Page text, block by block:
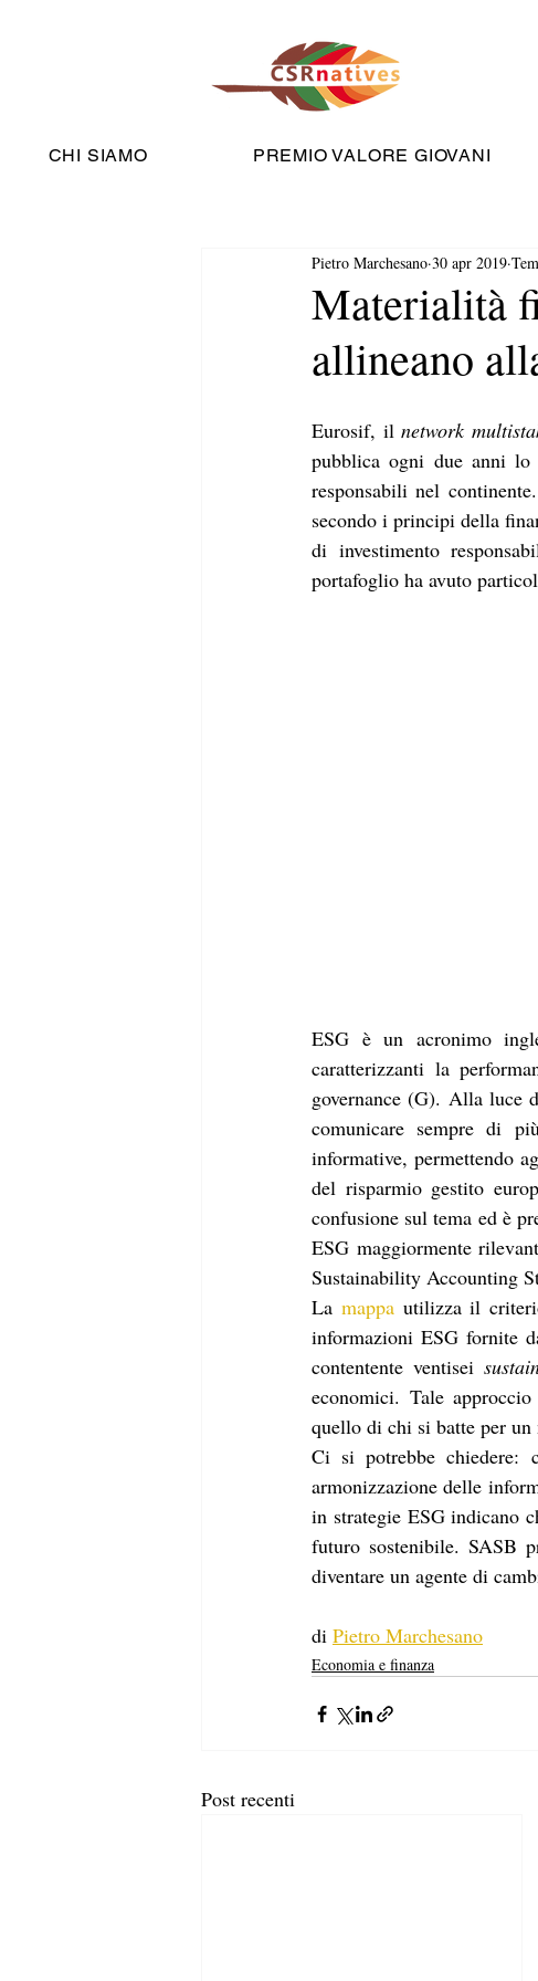
CHI SIAMO PREMIO VALORE GIOVANI
Materialità
allineano
Pietro Marchesano 30 apr 2019
Eurosif, il network
pubblica ogni due anni lo
responsabili nel
secondo i principi della
di investimento
portafoglio ha avuto
ESG è un acronimo
caratterizzanti la
governance (G). Alla luce
comunicare sempre di
informative, permettendo
del risparmio gestito
confusione sul tema ed è
ESG maggiormente
Sustainability Accounting
La mappa utilizza il
informazioni ESG fornite
contentente ventisei
economici. Tale
quello di chi si batte per
Ci si potrebbe chiedere:
armonizzazione delle
in strategie ESG indicano
futuro sostenibile. SASB
diventare un agente di
di Pietro Marchesano
Economia e finanza
Post recenti